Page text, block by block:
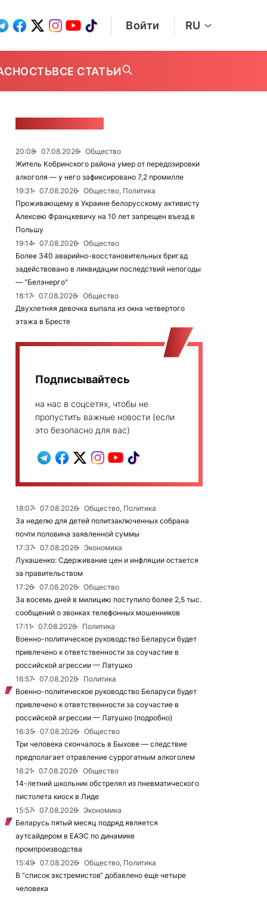
Войти RU
ВСЕ СТАТЬИ
20:08 07.08.2026
Общество
Житель Кобринского района умер от передозировки
алкоголя — у него зафиксировано 7,2 промилле
19:31
07.08.2026
Общество, Политика
Проживающему в Украине белорусскому активисту
Алексею Францкевичу на 10 лет запрещен въезд в
Польшу
19:14
07.08.2026
Общество
Более 340 аварийно-восстановительных бригад
задействовано в ликвидации последствий непогоды
— "Белэнерго"
18:17
07.08.2026
Общество
Двухлетняя девочка выпала из окна четвертого
этажа в Бресте
Подписывайтесь
на нас в соцсетях, чтобы не
пропустить важные новости (если
это безопасно для вас)
18:07 07.08.2026
Общество, Политика
За неделю для детей политзаключенных собрана
почти половина заявленной суммы
17:37
07.08.2026
Экономика
Лукашенко: Сдерживание цен и инфляции остается
за правительством
17:26
07.08.2026
Общество
За восемь дней в милицию поступило более 2,5 тыс.
сообщений о звонках телефонных мошенников
17:11
07.08.2026
Политика
Военно-политическое руководство Беларуси будет
привлечено к ответственности за соучастие в
российской агрессии — Латушко
16:57
07.08.2026
Политика
Военно-политическое руководство Беларуси будет
привлечено к ответственности за соучастие в
российской агрессии — Латушко (подробно)
16:35
07.08.2026
Общество
Три человека скончалось в Быхове — следствие
предполагает отравление суррогатным алкоголем
16:21
07.08.2026
Общество
14-летний школьник обстрелял из пневматического
пистолета киоск в Лиде
15:57
07.08.2026
Экономика
Беларусь пятый месяц подряд является
аутсайдером в ЕАЭС по динамике
промпроизводства
15:49
07.08.2026
Общество, Политика
В “список экстремистов“ добавлено еще четыре
человека